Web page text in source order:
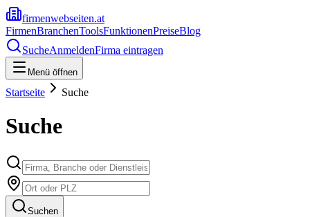
firmenwebseiten.at
FirmenBranchenToolsFunktionenPreiseBlog
SucheAnmeldenFirma eintragen
Menü öffnen
Startseite Suche
Suche
Suchen